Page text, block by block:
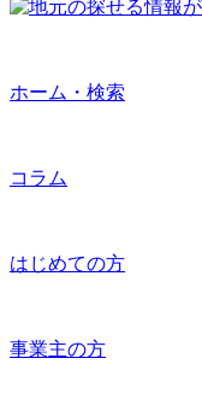
ホーム・検索
コラム
はじめての方
事業主の方